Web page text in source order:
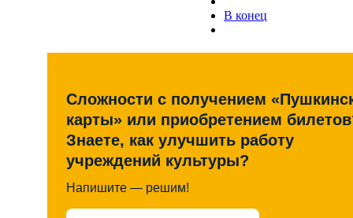
В конец
Сложности с получением
карты» или приобретением
Знаете, как улучшить работу
учреждений культуры?
Напишите — решим!